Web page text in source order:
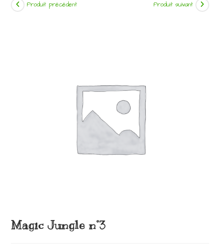
Produit précédent Produit suivant
Magic Jungle n°3